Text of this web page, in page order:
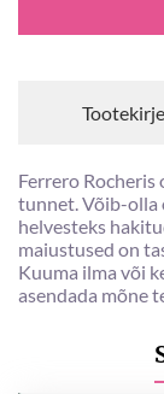
Ferrero
tunnet. Võib-olla
helvesteks
maiustused on
Kuuma ilma või
asendada mõne